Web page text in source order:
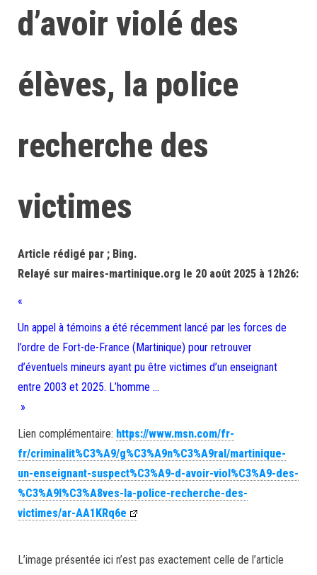
d’avoir violé des
élèves, la police
recherche des
victimes
Article rédigé par ; Bing.
Relayé sur maires-martinique.org le 20 août 2025 à 12h26:
«
Un appel à témoins a été récemment lancé par les forces de
l’ordre de Fort-de-France (Martinique) pour retrouver
d’éventuels mineurs ayant pu être victimes d’un enseignant
entre 2003 et 2025. L’homme …
»
Lien complémentaire: https://www.msn.com/fr-
fr/criminalit%C3%A9/g%C3%A9n%C3%A9ral/martinique-
un-enseignant-suspect%C3%A9-d-avoir-viol%C3%A9-des-
%C3%A9l%C3%A8ves-la-police-recherche-des-
victimes/ar-AA1KRq6e
L’image présentée ici n’est pas exactement celle de l’article